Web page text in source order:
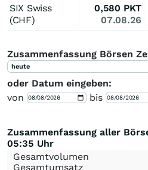
SIX Swiss
(CHF)
0,580 PKT
07.08.26
Zusammenfassung Börsen
heute
oder Datum eingeben:
von
bis
Zusammenfassung aller
05:35 Uhr
Gesamtvolumen
Gesamtumsatz